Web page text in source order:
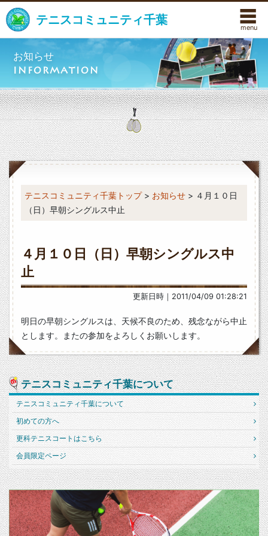
☰
テニスコミュニティ千葉
お知らせ
INFORMATION
テニスコミュニティ千葉トップ> お知らせ > ４月１０日
（日）早朝シングルス中止
４月１０日（日）早朝シングルス中
止
更新日時｜2011/04/09 01:28:21
明日の早朝シングルスは、天候不良のため、残念ながら中止
とします。またの参加をよろしくお願いします。
テニスコミュニティ千葉について
テニスコミュニティ千葉について
初めての方へ
更科テニスコートはこちら
会員限定ページ